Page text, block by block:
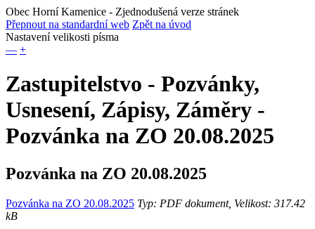
Obec Horní Kamenice - Zjednodušená verze stránek
Přepnout na standardní web Zpět na úvod
Nastavení velikosti písma
— +
Zastupitelstvo - Pozvánky,
Usnesení, Zápisy, Záměry -
Pozvánka na ZO 20.08.2025
Pozvánka na ZO 20.08.2025
Pozvánka na ZO 20.08.2025 Typ: PDF dokument, Velikost: 317.42
kB